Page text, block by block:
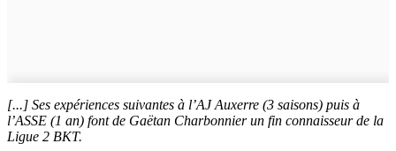
[...] Ses expériences suivantes à l’AJ Auxerre (3 saisons) puis à
l’ASSE (1 an) font de Gaëtan Charbonnier un fin connaisseur de la
Ligue 2 BKT.